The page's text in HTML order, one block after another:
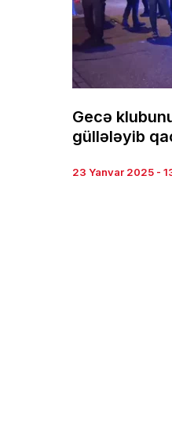
Gecə
güllələyib
23 Yanvar 2025 -